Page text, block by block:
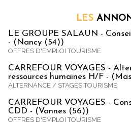
LES
LE GROUPE SALAUN -
- (Nancy (54))
OFFRES D'EMPLOI TOURISME
CARREFOUR VOYAGES -
ressources humaines H/F -
ALTERNANCE / STAGES TOURISME
CARREFOUR VOYAGES -
CDD - (Vannes (56))
OFFRES D'EMPLOI TOURISME